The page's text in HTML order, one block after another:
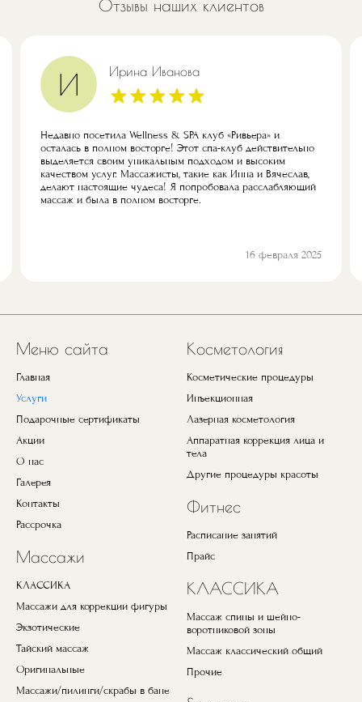
Отзывы наших клиентов
И Ирина Иванова
Недавно посетила Wellness & SPA клуб «Ривьера» и
осталась в полном восторге! Этот спа-клуб действительно
выделяется своим уникальным подходом и высоким
качеством услуг. Массажисты, такие как Инна и Вячеслав,
делают настоящие чудеса! Я попробовала расслабляющий
массаж и была в полном восторге.
16 февраля 2025
Меню сайта
Главная
Услуги
Подарочные сертификаты
Акции
О нас
Галерея
Контакты
Рассрочка
Массажи
КЛАССИКА
Массажи для коррекции фигуры
Экзотические
Тайский массаж
Оригинальные
Массажи/пилинги/скрабы в бане
Косметология
Косметические процедуры
Инъекционная
Лазерная косметология
Аппаратная коррекция лица и
тела
Другие процедуры красоты
Фитнес
Расписание занятий
Прайс
КЛАССИКА
Массаж спины и шейно-
воротниковой зоны
Массаж классический общий
Прочие